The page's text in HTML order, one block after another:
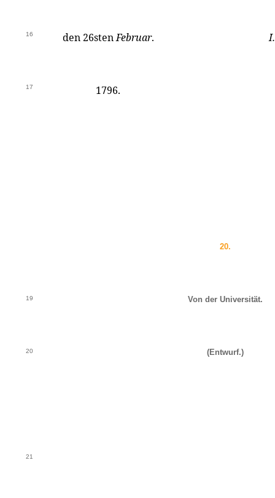
16 den 26stenFebruar.
17 1796.
20.
19 Von der Universität.
20 (Entwurf.)
21